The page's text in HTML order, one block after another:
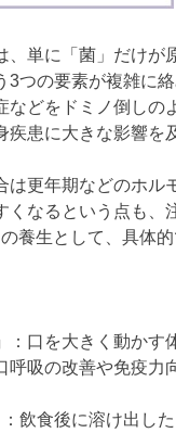
、単に「菌」だけが
3つの要素が複雑に
などをドミノ倒しの
疾患に大きな影響を
は更年期などのホル
くなるという点も、
養生として、具体
：口を大きく動かす
呼吸の改善や免疫力
：飲食後に溶け出し